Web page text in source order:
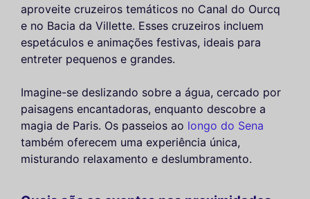
aproveite cruzeiros temáticos no Canal do Ourcq
e no Bacia da Villette. Esses cruzeiros incluem
espetáculos e animações festivas, ideais para
entreter pequenos e grandes.
Imagine-se deslizando sobre a água, cercado por
paisagens encantadoras, enquanto descobre a
magia de Paris. Os passeios ao longo do Sena
também oferecem uma experiência única,
misturando relaxamento e deslumbramento.